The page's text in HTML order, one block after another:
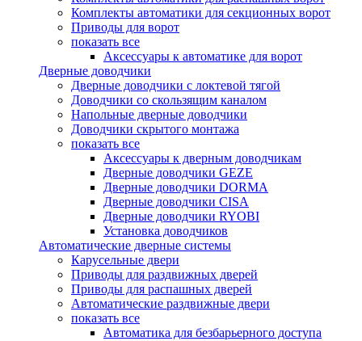
Комплекты автоматики для секционных ворот
Приводы для ворот
показать все
Аксессуары к автоматике для ворот
Дверные доводчики
Дверные доводчики с локтевой тягой
Доводчики со скользящим каналом
Напольные дверные доводчики
Доводчики скрытого монтажа
показать все
Аксессуары к дверным доводчикам
Дверные доводчики GEZE
Дверные доводчики DORMA
Дверные доводчики CISA
Дверные доводчики RYOBI
Установка доводчиков
Автоматические дверные системы
Карусельные двери
Приводы для раздвижных дверей
Приводы для распашных дверей
Автоматические раздвижные двери
показать все
Автоматика для безбарьерного доступа